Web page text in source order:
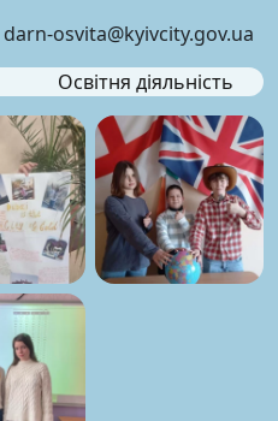
darn-osvita@kyivcity.gov.ua
Освітня діяльність